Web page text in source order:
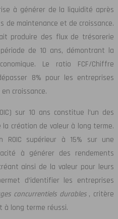
à générer de la liquidité après
de maintenance et de croissance.
produire des flux de trésorerie
de 10 ans, démontrant la
Le ratio FCF/Chiffre
8% pour les entreprises
croissance.
sur 10 ans constitue l’un des
création de valeur à long terme.
ROIC supérieur à 15% sur une
à générer des rendements
ainsi de la valeur pour leurs
d’identifier les entreprises
concurrentiels durables , critère
à long terme réussi.